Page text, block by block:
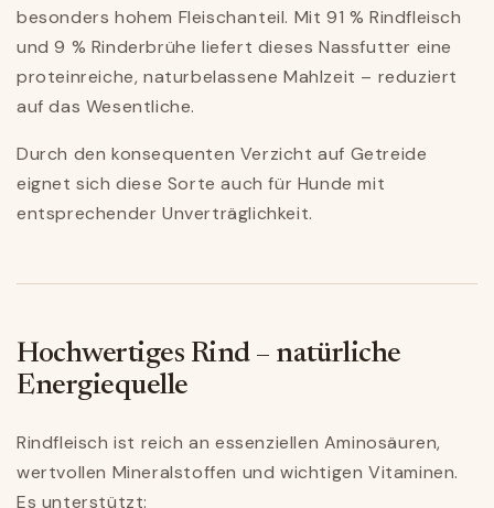
besonders hohem Fleischanteil. Mit 91 % Rindfleisch
und 9 % Rinderbrühe liefert dieses Nassfutter eine
proteinreiche, naturbelassene Mahlzeit – reduziert
auf das Wesentliche.
Durch den konsequenten Verzicht auf Getreide
eignet sich diese Sorte auch für Hunde mit
entsprechender Unverträglichkeit.
Hochwertiges Rind – natürliche
Energiequelle
Rindfleisch ist reich an essenziellen Aminosäuren,
wertvollen Mineralstoffen und wichtigen Vitaminen.
Es unterstützt: